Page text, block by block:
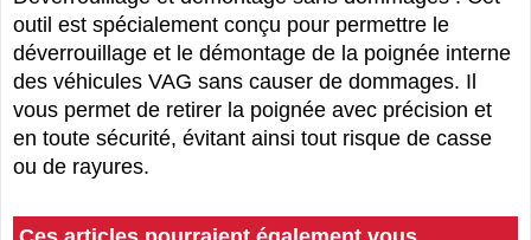
Déverrouillage et démontage sans dommages : Cet
outil est spécialement conçu pour permettre le
déverrouillage et le démontage de la poignée interne
des véhicules VAG sans causer de dommages. Il
vous permet de retirer la poignée avec précision et
en toute sécurité, évitant ainsi tout risque de casse